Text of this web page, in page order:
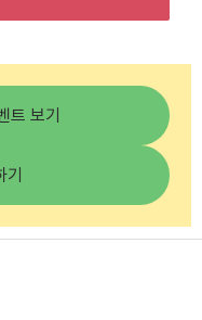
트 보기